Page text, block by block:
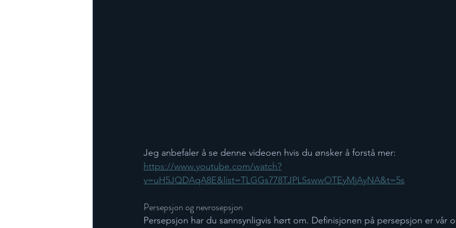
Jeg anbefaler å se denne videoen hvis du ønsker å forstå mer:
https://www.youtube.com/watch?
v=uH5JQDAqA8E&list=TLGGs778TJPLSswwOTEyMjAyNA&t=5s
Persepsjon og nevrosepsjon
Persepsjon har du sannsynligvis hørt om. Definisjonen på persepsjon er vår